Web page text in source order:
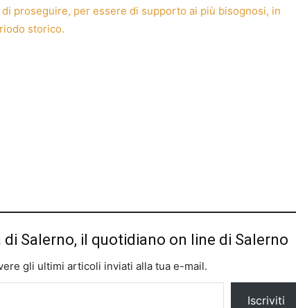
proseguire, per essere di supporto ai più bisognosi, in
storico.
di Salerno, il quotidiano on line di Salerno
gli ultimi articoli inviati alla tua e-mail.
Iscriviti